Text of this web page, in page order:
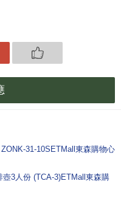
31-10SETMall東森購物心
壺3人份 (TCA-3)ETMall東森購